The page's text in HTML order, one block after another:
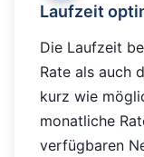
Laufzeit
Die Laufzeit
Rate als auch
kurz wie
monatliche
verfügbaren